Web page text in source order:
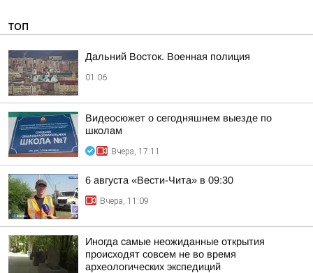
ТОП
Дальний Восток. Военная полиция
01:06
Видеосюжет о сегодняшнем выезде по
школам
Вчера, 17:11
6 августа «Вести-Чита» в 09:30
Вчера, 11:09
Иногда самые неожиданные открытия
происходят совсем не во время
археологических экспедиций